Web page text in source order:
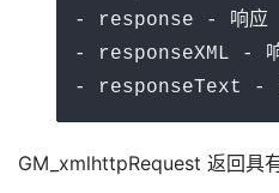
- response - 响应
- responseXML - 响
- responseText -
GM_xmlhttpRequest 返回具